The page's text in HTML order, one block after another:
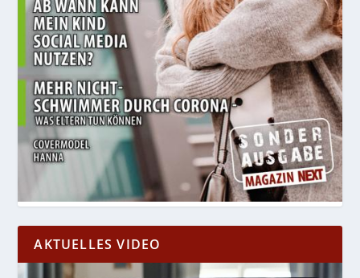
AKTUELLES VIDEO